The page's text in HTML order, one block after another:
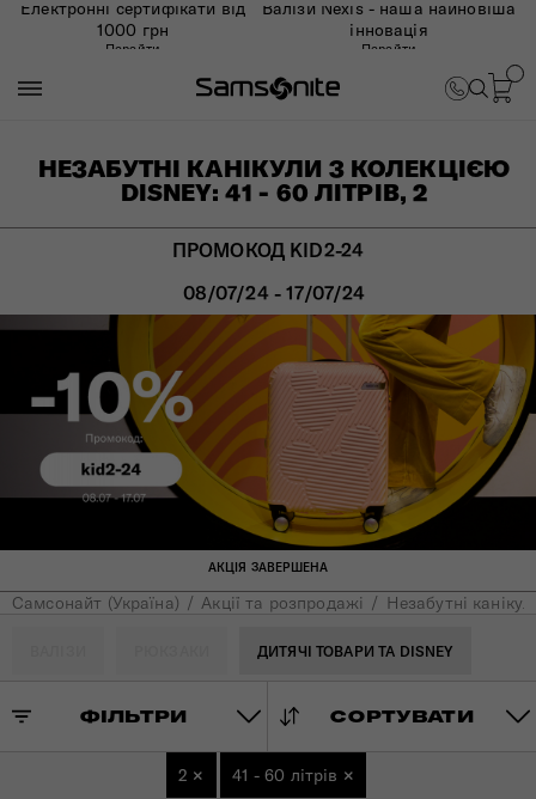
Електронні сертифікати від
1000 грн
Перейти
Валізи Nexis - наша найновіша
інновація
Перейти
НЕЗАБУТНІ КАНІКУЛИ З КОЛЕКЦІЄЮ
DISNEY: 41 - 60 ЛІТРІВ, 2
ПРОМОКОД KID2-24
08/07/24 - 17/07/24
АКЦІЯ ЗАВЕРШЕНА
Самсонайт (Україна) Акції та розпродажі Незабутні
ДИТЯЧІ ТОВАРИ ТА DISNEY
ФІЛЬТРИ СОРТУВАТИ
2 × 41 - 60 літрів ×